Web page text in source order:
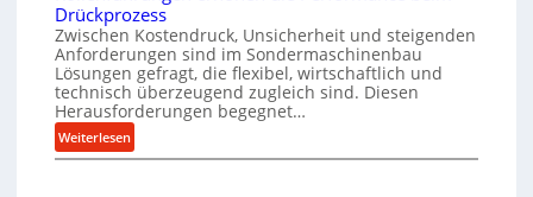
t
s
i
c
h
o
e
n
t
s
p
a
n
u
-
B
e
s
t
e
l
A
b
o
u
t
A
u
Drückprozess
Zwischen Kostendruck, Unsicherheit und steigenden
Anforderungen sind im Sondermaschinenbau
Lösungen gefragt, die flexibel, wirtschaftlich und
technisch überzeugend zugleich sind. Diesen
Herausforderungen begegnet…
Weiterlesen:
R